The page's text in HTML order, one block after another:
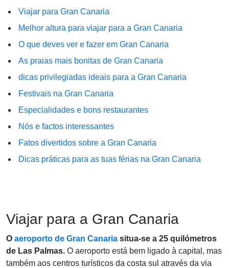
Viajar para Gran Canaria
Melhor altura para viajar para a Gran Canaria
O que deves ver e fazer em Gran Canaria
As praias mais bonitas de Gran Canaria
dicas privilegiadas ideais para a Gran Canaria
Festivais na Gran Canaria
Especialidades e bons restaurantes
Nós e factos interessantes
Fatos divertidos sobre a Gran Canaria
Dicas práticas para as tuas férias na Gran Canaria
Viajar para a Gran Canaria
O aeroporto de Gran Canaria situa-se a 25 quilómetros
de Las Palmas. O aeroporto está bem ligado à capital, mas
também aos centros turísticos da costa sul através da via